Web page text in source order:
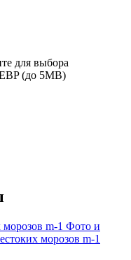
для выбора
(до 5MB)
Фото и
морозов m-1